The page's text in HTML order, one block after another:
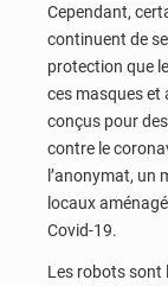
Cependant,
continuent de
protection que
ces masques et
conçus pour
contre le
l’anonymat, un
locaux
Covid-19.
Les robots sont